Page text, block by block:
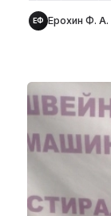
ЕФ Ерохин Ф. А.